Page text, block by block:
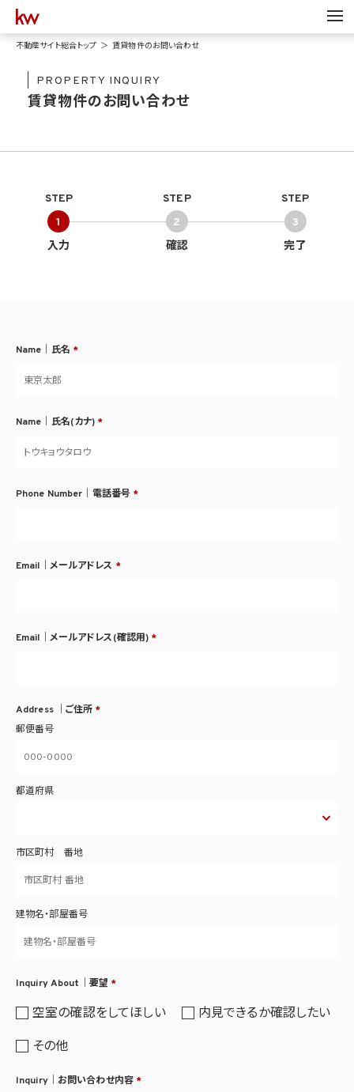
不動産サイト総合トップ 賃貸物件のお問い合わせ
PROPERTY INQUIRY
賃貸物件のお問い合わせ
STEP
1
入力
STEP
2
確認
STEP
3
完了
Name｜氏名 *
Name｜氏名(カナ) *
Phone Number｜電話番号 *
Email｜メールアドレス *
Email｜メールアドレス(確認用) *
Address ｜ご住所 *
郵便番号
都道府県
市区町村 番地
建物名・部屋番号
Inquiry About｜要望 *
空室の確認をしてほしい 内見できるか確認したい
その他
Inquiry｜お問い合わせ内容 *